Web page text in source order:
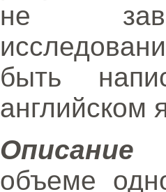
не
быть
английском
Описание
объеме